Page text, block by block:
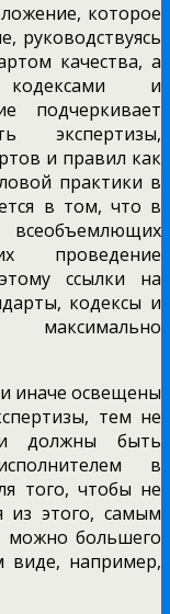
которое
руководствуясь
качества, а
кодексами и
подчеркивает
экспертизы,
и правил как
практики в
в том, что в
всеобъемлющих
проведение
ссылки на
кодексы и
иначе освещены
тем не
должны быть
в
того, чтобы не
из этого, самым
можно большего
виде, например,